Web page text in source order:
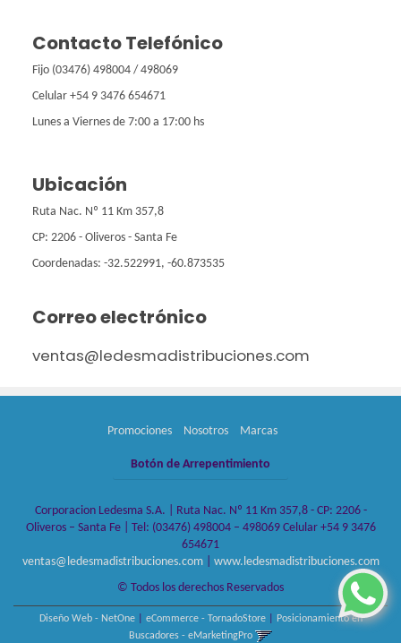
Contacto Telefónico
Fijo (03476) 498004 / 498069
Celular +54 9 3476 654671
Lunes a Viernes de 7:00 a 17:00 hs
Ubicación
Ruta Nac. Nº 11 Km 357,8
CP: 2206 - Oliveros - Santa Fe
Coordenadas: -32.522991, -60.873535
Correo electrónico
ventas@ledesmadistribuciones.com
Promociones Nosotros Marcas
Botón de Arrepentimiento
Corporacion Ledesma S.A. | Ruta Nac. Nº 11 Km 357,8 - CP: 2206 -
Oliveros – Santa Fe | Tel: (03476) 498004 – 498069 Celular +54 9 3476
654671
ventas@ledesmadistribuciones.com| www.ledesmadistribuciones.com
© Todos los derechos Reservados
Diseño Web - NetOne| eCommerce - TornadoStore|
Posicionamiento en
Buscadores - eMarketingPro